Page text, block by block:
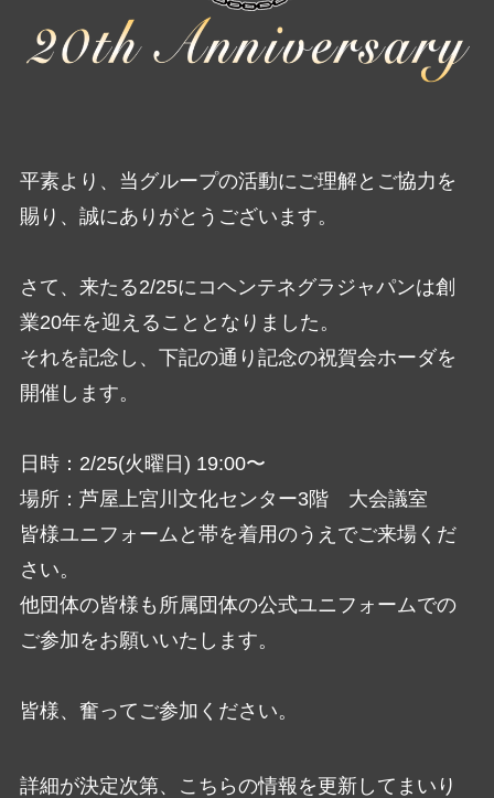
平素より、当グループの活動にご理解とご協力を
賜り、誠にありがとうございます。
さて、来たる2/25にコヘンテネグラジャパンは創
業20年を迎えることとなりました。
それを記念し、下記の通り記念の祝賀会ホーダを
開催します。
日時：2/25(火曜日) 19:00〜
場所：芦屋上宮川文化センター3階 大会議室
皆様ユニフォームと帯を着用のうえでご来場くだ
さい。
他団体の皆様も所属団体の公式ユニフォームでの
ご参加をお願いいたします。
皆様、奮ってご参加ください。
詳細が決定次第、こちらの情報を更新してまいり